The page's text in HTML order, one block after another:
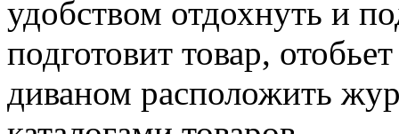
удобством отдохнуть и
подготовит товар,
диваном расположить